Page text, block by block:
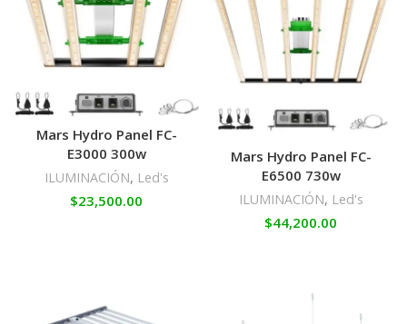
Mars Hydro Panel FC-
E3000 300w
ILUMINACIÓN, Led's
$23,500.00
Mars Hydro Panel FC-
E6500 730w
ILUMINACIÓN, Led's
$44,200.00